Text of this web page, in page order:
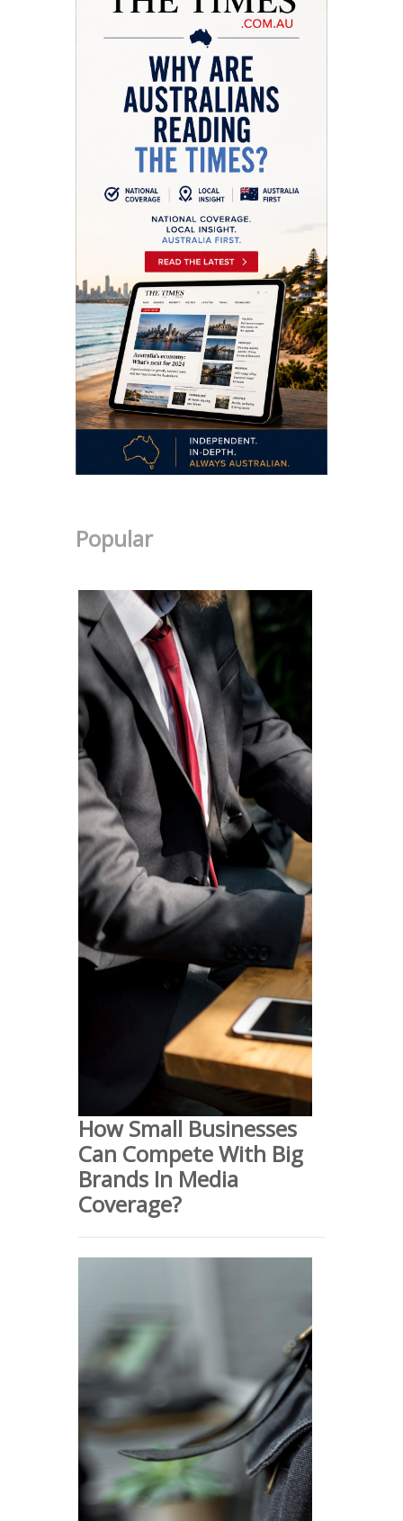
Popular
How Small Businesses
Can Compete With Big
Brands In Media
Coverage?